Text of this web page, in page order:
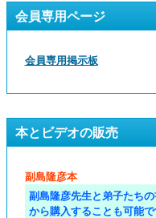
会員専用ページ
会員専用掲示板
本とビデオの販売
副島隆彦本
副島隆彦先生と弟子たち
から購入することも可能で